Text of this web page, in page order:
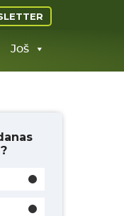
Još